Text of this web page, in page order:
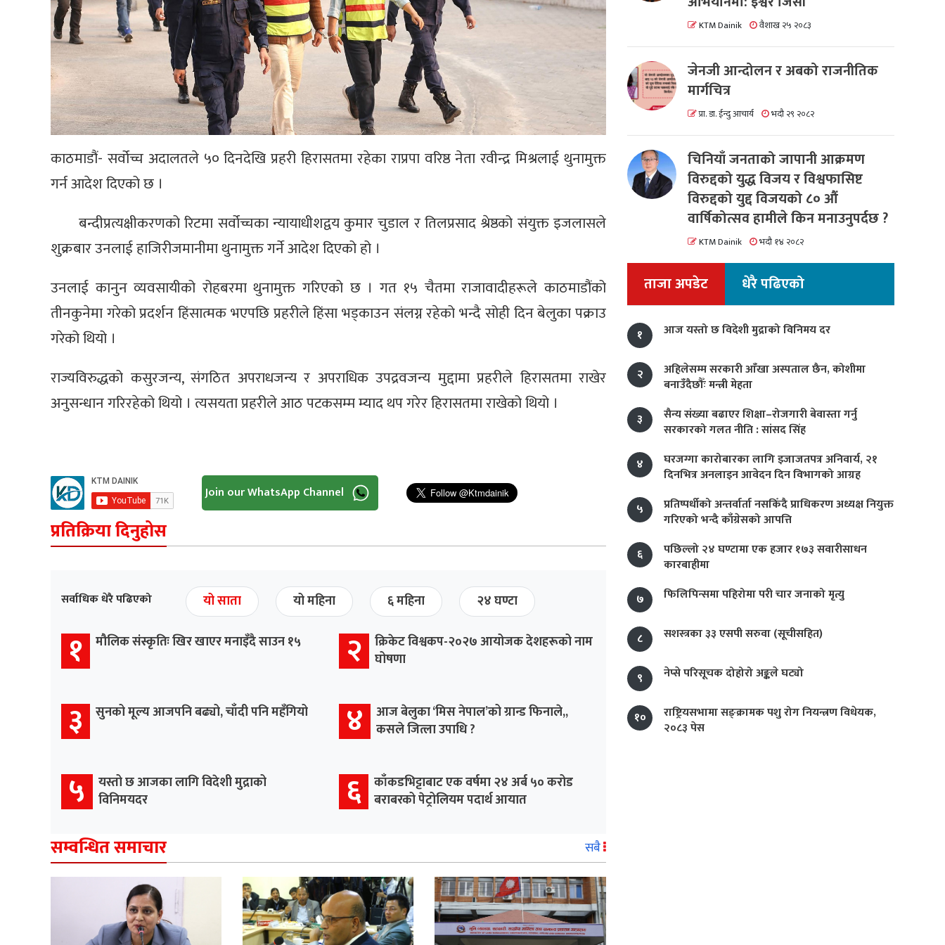
काठमाडौं- सर्वोच्च अदालतले ५० दिनदेखि प्रहरी हिरासतमा रहेका राप्रपा वरिष्ठ नेता रवीन्द्र मिश्रलाई थुनामुक्त
गर्न आदेश दिएको छ ।
बन्दीप्रत्यक्षीकरणको रिटमा सर्वोच्चका न्यायाधीशद्वय कुमार चुडाल र तिलप्रसाद श्रेष्ठको संयुक्त इजलासले
शुक्रबार उनलाई हाजिरीजमानीमा थुनामुक्त गर्ने आदेश दिएको हो ।
उनलाई कानुन व्यवसायीको रोहबरमा थुनामुक्त गरिएको छ । गत १५ चैतमा राजावादीहरूले काठमाडौंको
तीनकुनेमा गरेको प्रदर्शन हिंसात्मक भएपछि प्रहरीले हिंसा भड्काउन संलग्न रहेको भन्दै सोही दिन बेलुका पक्राउ
गरेको थियो ।
राज्यविरुद्धको कसुरजन्य, संगठित अपराधजन्य र अपराधिक उपद्रवजन्य मुद्दामा प्रहरीले हिरासतमा राखेर
अनुसन्धान गरिरहेको थियो । त्यसयता प्रहरीले आठ पटकसम्म म्याद थप गरेर हिरासतमा राखेको थियो ।
Join our WhatsApp Channel
प्रतिक्रिया दिनुहोस
सर्वाधिक धेरै पढिएको यो साता यो महिना ६ महिना २४ घण्टा
१ मौलिक संस्कृतिः खिर खाएर मनाइँदै साउन १५ २
क्रिकेट विश्वकप-२०२७ आयोजक देशहरूको नाम
घोषणा
३ सुनको मूल्य आजपनि बढ्यो, चाँदी पनि महँगियो ४
आज बेलुका ‘मिस नेपाल’को ग्रान्ड फिनाले,,
कसले जित्ला उपाधि ?
५
यस्तो छ आजका लागि विदेशी मुद्राको
विनिमयदर
६ काँकडभिट्टाबाट एक वर्षमा २४ अर्ब ५० करोड
बराबरको पेट्रोलियम पदार्थ आयात
सम्वन्धित समाचार सबै
KTM Dainik वैशाख २५ २०८३
जेनजी आन्दोलन र अबको राजनीतिक
मार्गचित्र
प्रा. डा. ईन्दु आचार्य भदौ २९ २०८२
चिनियाँ जनताको जापानी आक्रमण
विरुद्दको युद्ध विजय र विश्वफासिष्ट
विरुद्दको युद्द विजयको ८० औं
वार्षिकोत्सव हामीले किन मनाउनुपर्दछ ?
KTM Dainik भदौ १४ २०८२
ताजा अपडेट धेरै पढिएको
१ आज यस्तो छ विदेशी मुद्राको विनिमय दर
२
अहिलेसम्म सरकारी आँखा अस्पताल छैन, कोशीमा
बनाउँदैछौँः मन्त्री मेहता
३
सैन्य संख्या बढाएर शिक्षा–रोजगारी बेवास्ता गर्नु
सरकारको गलत नीति : सांसद सिंह
४
घरजग्गा कारोबारका लागि इजाजतपत्र अनिवार्य, २१
दिनभित्र अनलाइन आवेदन दिन विभागको आग्रह
५
प्रतिष्पर्धीको अन्तर्वार्ता नसकिँदै प्राधिकरण अध्यक्ष नियुक्त
गरिएको भन्दै काँग्रेसको आपत्ति
६
पछिल्लो २४ घण्टामा एक हजार १७३ सवारीसाधन
कारबाहीमा
७
फिलिपिन्समा पहिरोमा परी चार जनाको मृत्यु
८ सशस्त्रका ३३ एसपी सरुवा (सूचीसहित)
९ नेप्से परिसूचक दोहोरो अङ्कले घट्यो
१०
राष्ट्रियसभामा सङ्क्रामक पशु रोग नियन्त्रण विधेयक,
२०८३ पेस